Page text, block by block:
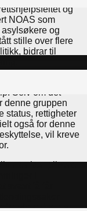
og
NOAS som
asylsøkere og
stille over flere
bidrar til
øker det totale
Selv om det
denne gruppen
status, rettigheter
også for denne
vil kreve
mer kompliserte
i
svært få får
avhengige av